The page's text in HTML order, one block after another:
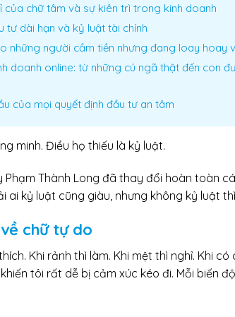
của chữ tâm và sự kiên trì trong kinh doanh
tư dài hạn và kỷ luật tài chính
những người cầm tiền nhưng đang loay hoay
doanh online: từ những cú ngã thật đến con
của mọi quyết định đầu tư an tâm
minh. Điều họ thiếu là kỷ luật.
Phạm Thành Long đã thay đổi hoàn toàn
ai kỷ luật cũng giàu, nhưng không kỷ luật
chữ tự do
Khi rảnh thì làm. Khi mệt thì nghỉ. Khi có
tôi rất dễ bị cảm xúc kéo đi. Mỗi biến